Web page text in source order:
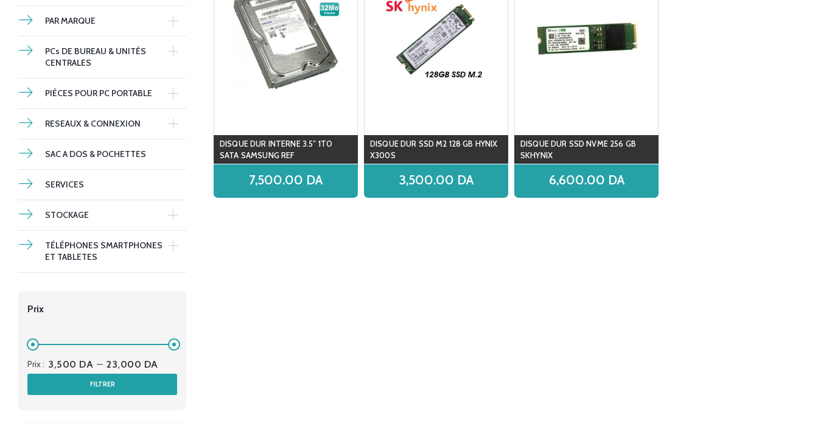
PAR MARQUE
PCs DE BUREAU & UNITÉS
CENTRALES
PIÈCES POUR PC PORTABLE
RESEAUX & CONNEXION
SAC A DOS & POCHETTES
SERVICES
STOCKAGE
TÉLÉPHONES SMARTPHONES
ET TABLETES
Prix
FILTRER
Prix : 3,500 DA — 23,000 DA
DISQUE DUR INTERNE 3.5″ 1TO
SATA SAMSUNG REF
7,500.00 DA
DISQUE DUR SSD M2 128 GB HYNIX
X300S
3,500.00 DA
DISQUE DUR SSD NVME 256 GB
SKHYNIX
6,600.00 DA